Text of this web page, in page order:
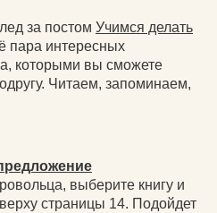
за постом Учимся делать
пара интересных
которыми вы сможете
Читаем, запоминаем,
выберите книгу и
страницы 14. Подойдет